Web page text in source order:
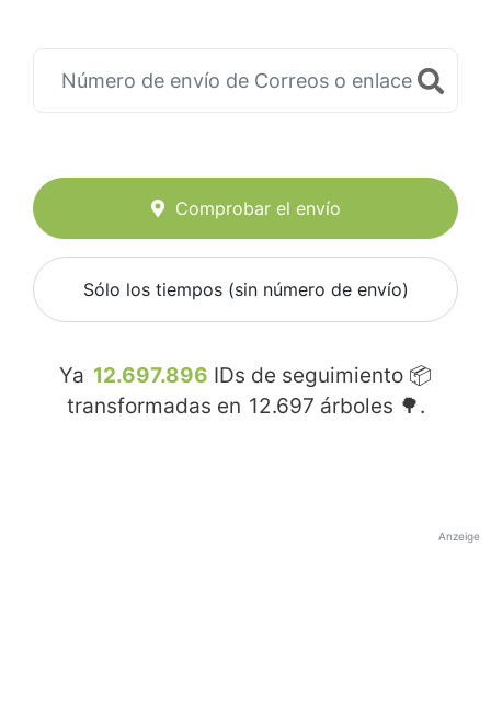
Comprobar el envío
Sólo los tiempos (sin número de envío)
Ya 12.697.896 IDs de seguimiento 📦
transformadas en 12.697 árboles 🌳.
Anzeige